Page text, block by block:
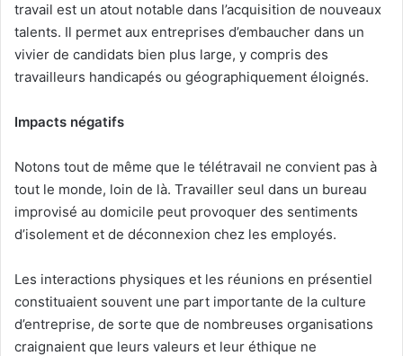
travail est un atout notable dans l’acquisition de nouveaux
talents. Il permet aux entreprises d’embaucher dans un
vivier de candidats bien plus large, y compris des
travailleurs handicapés ou géographiquement éloignés.
Impacts négatifs
Notons tout de même que le télétravail ne convient pas à
tout le monde, loin de là. Travailler seul dans un bureau
improvisé au domicile peut provoquer des sentiments
d’isolement et de déconnexion chez les employés.
Les interactions physiques et les réunions en présentiel
constituaient souvent une part importante de la culture
d’entreprise, de sorte que de nombreuses organisations
craignaient que leurs valeurs et leur éthique ne